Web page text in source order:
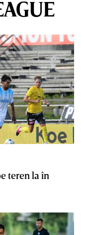
teren la în